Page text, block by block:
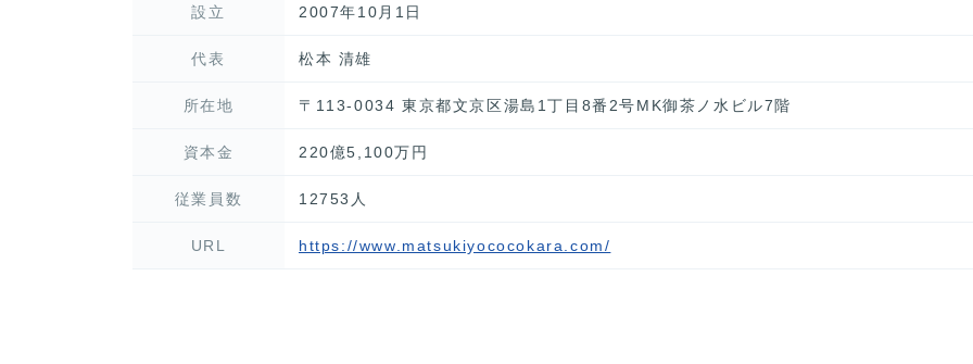
設立 2007年10月1日
代表 松本 清雄
所在地 〒113-0034 東京都文京区湯島1丁目8番2号MK御茶ノ水ビル7階
資本金 220億5,100万円
従業員数 12753人
URL https://www.matsukiyococokara.com/